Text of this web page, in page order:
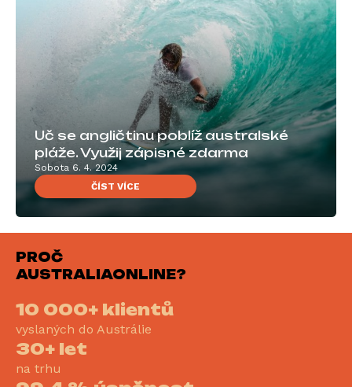
Uč se angličtinu poblíž australské
pláže. Využij zápisné zdarma
Sobota 6. 4. 2024
ČÍST VÍCE
PROČ
AUSTRALIAONLINE?
10 000+ klientů
vyslaných do Austrálie
30+ let
na trhu